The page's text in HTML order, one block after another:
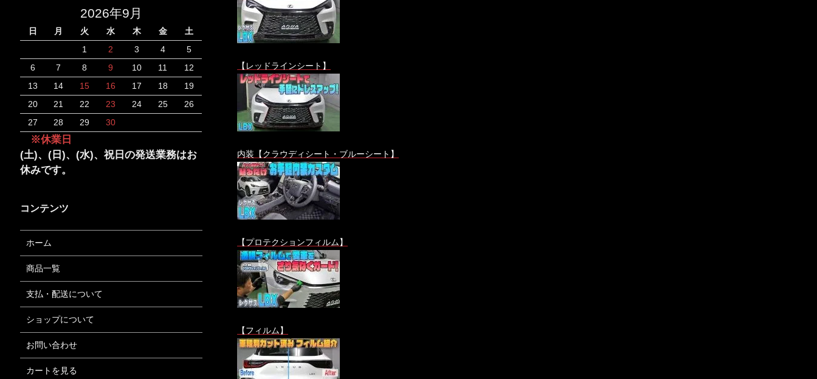
【レッドラインシート】
内装【クラウディシート・ブルーシート】
【プロテクションフィルム】
【フィルム】
2026年9月
日 月 火 水 木 金
土
1
2 3 4
5
6
7 8 9 10 11
12
13
14 15 16 17 18
19
20
21 22 23 24 25
26
27
28 29 30
※休業日
(土)、(日)、(水)、祝日の発送業務はお
休みです。
コンテンツ
ホーム
商品一覧
支払・配送について
ショップについて
お問い合わせ
カートを見る